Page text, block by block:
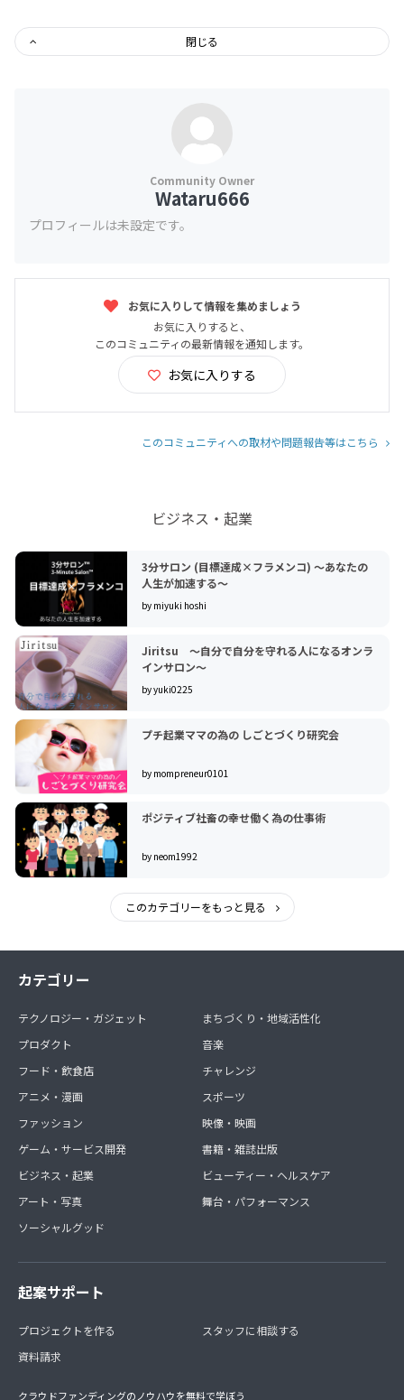
閉じる
Wataru666
プロフィールは未設定です。
お気に入りして情報を集めましょう
お気に入りすると、
このコミュニティの最新情報を通知します。
お気に入りする
このコミュニティへの取材や問題報告等はこちら
ビジネス・起業
3分サロン︎︎ (目標達成×フラメンコ) 〜あなたの
人生が加速する〜
by miyuki hoshi
Jiritsu ～自分で自分を守れる人になるオンラ
インサロン～
by yuki0225
プチ起業ママの為の しごとづくり研究会
by mompreneur0101
ポジティブ社畜の幸せ働く為の仕事術
by neom1992
このカテゴリーをもっと見る
カテゴリー
テクノロジー・ガジェット
プロダクト
フード・飲食店
アニメ・漫画
ファッション
ゲーム・サービス開発
ビジネス・起業
アート・写真
ソーシャルグッド
まちづくり・地域活性化
音楽
チャレンジ
スポーツ
映像・映画
書籍・雑誌出版
ビューティー・ヘルスケア
舞台・パフォーマンス
起案サポート
プロジェクトを作る
資料請求
スタッフに相談する
クラウドファンディングのノウハウを無料で学ぼう